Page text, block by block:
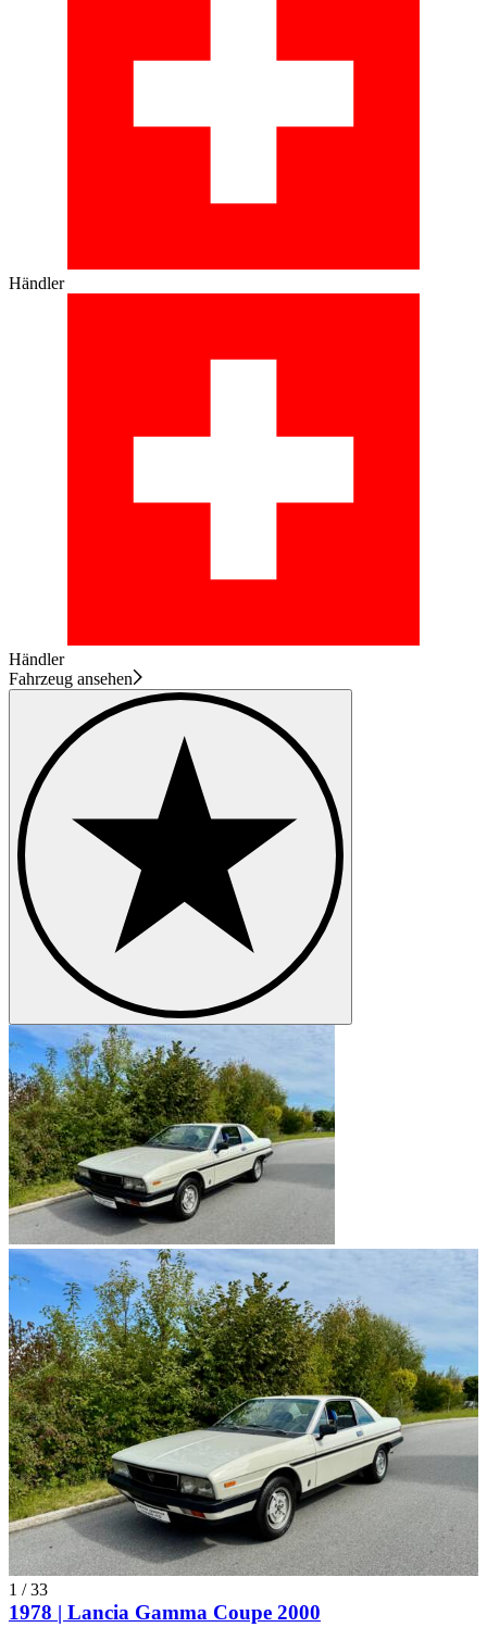
Händler
Händler
Fahrzeug ansehen
1 /33
1978 | Lancia Gamma Coupe 2000